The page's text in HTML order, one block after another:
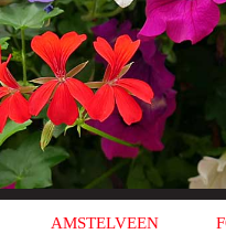
AMSTELVEEN